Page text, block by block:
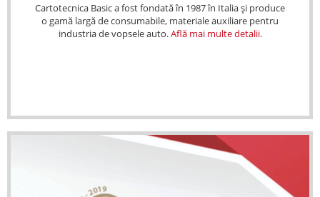
Cartotecnica Basic a fost fondată în 1987 în Italia și produce
o gamă largă de consumabile, materiale auxiliare pentru
industria de vopsele auto.Află mai multe detalii.